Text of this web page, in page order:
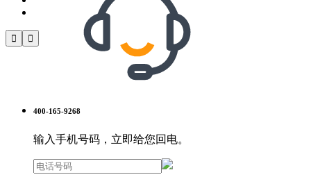
 
400-165-9268
输入手机号码，立即给您回电。